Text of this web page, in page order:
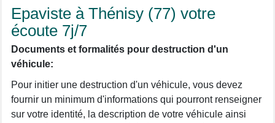
Epaviste à Thénisy (77) votre
écoute 7j/7
Documents et formalités pour destruction d'un
véhicule:
Pour initier une destruction d'un véhicule, vous devez
fournir un minimum d'informations qui pourront renseigner
sur votre identité, la description de votre véhicule ainsi